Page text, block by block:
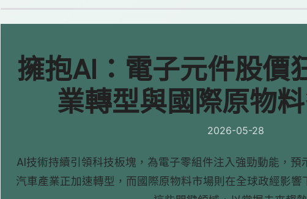
擁抱AI：電子元件股價
業轉型與國際原物
2026-05-28
AI技術持續引領科技板塊，為電子零組件注入強勁動能，預
汽車產業正加速轉型，而國際原物料市場則在全球政經影